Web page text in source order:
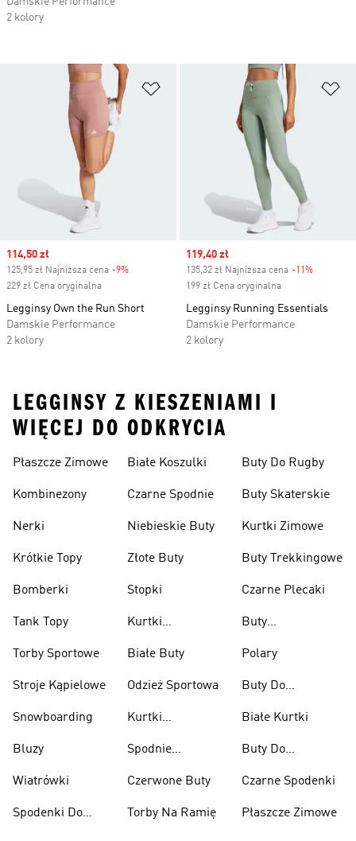
Dodaj do listy życzeń
Sale price
114,50 zł
125,95 zł Najniższa cena -9%
229 zł Cena oryginalna
Legginsy Own the Run Short
Damskie Performance
2 kolory
Sale price
119,40 zł
135,32 zł Najniższa cena -11%
199 zł Cena oryginalna
Legginsy Running Essentials
Damskie Performance
2 kolory
2 kolory
LEGGINSY Z KIESZENIAMI I
WIĘCEJ DO ODKRYCIA
Płaszcze Zimowe
Kombinezony
Nerki
Krótkie Topy
Bomberki
Tank Topy
Torby Sportowe
Stroje Kąpielowe
Snowboarding
Bluzy
Wiatrówki
Spodenki Do
Białe Koszulki
Czarne Spodnie
Niebieskie Buty
Złote Buty
Stopki
Kurtki
Białe Buty
Odzież Sportowa
Kurtki
Spodnie
Czerwone Buty
Torby Na Ramię
Buty Do Rugby
Buty Skaterskie
Kurtki Zimowe
Buty Trekkingowe
Czarne Plecaki
Buty
Polary
Buty Do
Ciężarów
Białe Kurtki
Buty Do
Czarne Spodenki
Płaszcze Zimowe